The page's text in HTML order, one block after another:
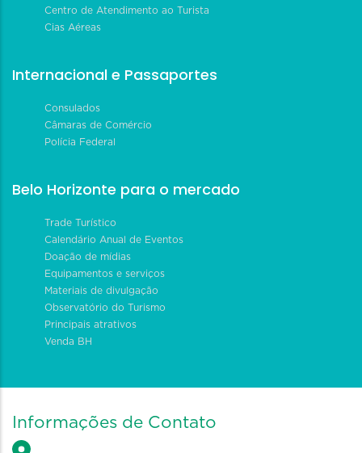
Centro de Atendimento ao Turista
Cias Aéreas
Internacional e Passaportes
Consulados
Câmaras de Comércio
Polícia Federal
Belo Horizonte para o mercado
Trade Turístico
Calendário Anual de Eventos
Doação de mídias
Equipamentos e serviços
Materiais de divulgação
Observatório do Turismo
Principais atrativos
Venda BH
Informações de Contato